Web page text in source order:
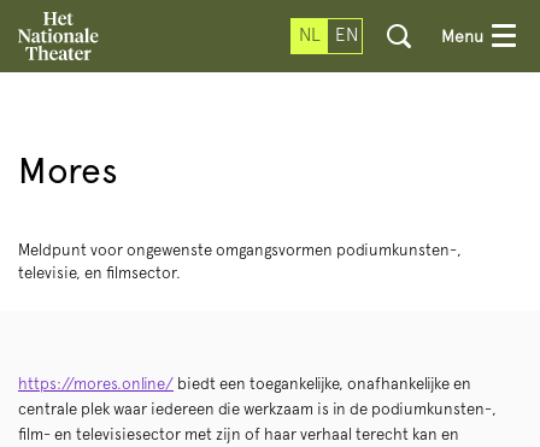
NL EN Menu
Mores
Meldpunt voor ongewenste omgangsvormen podiumkunsten-,
televisie, en filmsector.
https://mores.online/ biedt een toegankelijke, onafhankelijke en
centrale plek waar iedereen die werkzaam is in de podiumkunsten-,
film- en televisiesector met zijn of haar verhaal terecht kan en